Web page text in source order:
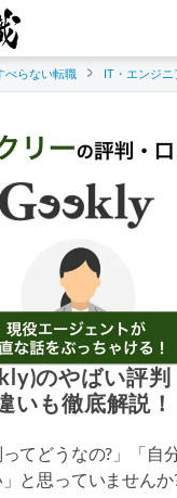
べらない転職 IT・エンジニ
のやばい評判
いも徹底解説！
ってどうなの?」「自
と思っていませんか